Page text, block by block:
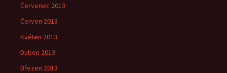
Červenec 2013
Červen 2013
Květen 2013
Duben 2013
Březen 2013